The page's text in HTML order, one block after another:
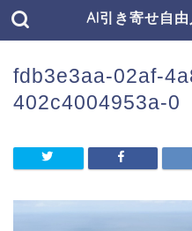
AI引き寄せ自
fdb3e3aa-02af-
402c4004953a-0